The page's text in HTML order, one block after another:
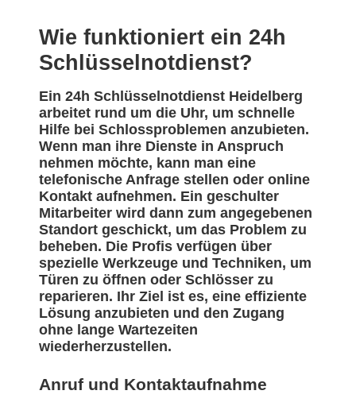
Wie funktioniert ein 24h
Schlüsselnotdienst?
Ein 24h Schlüsselnotdienst Heidelberg
arbeitet rund um die Uhr, um schnelle
Hilfe bei Schlossproblemen anzubieten.
Wenn man ihre Dienste in Anspruch
nehmen möchte, kann man eine
telefonische Anfrage stellen oder online
Kontakt aufnehmen. Ein geschulter
Mitarbeiter wird dann zum angegebenen
Standort geschickt, um das Problem zu
beheben. Die Profis verfügen über
spezielle Werkzeuge und Techniken, um
Türen zu öffnen oder Schlösser zu
reparieren. Ihr Ziel ist es, eine effiziente
Lösung anzubieten und den Zugang
ohne lange Wartezeiten
wiederherzustellen.
Anruf und Kontaktaufnahme